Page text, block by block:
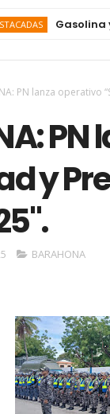
Gasolina y gasoil
PN lanza operativo
y
BARAHONA